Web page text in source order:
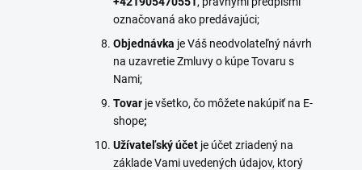
označovaná ako predávajúci;
Objednávka je Váš neodvolateľný návrh
na uzavretie Zmluvy o kúpe Tovaru s
Nami;
Tovar je všetko, čo môžete nakúpiť na E-
shope;
Užívateľský účet je účet zriadený na
základe Vami uvedených údajov, ktorý